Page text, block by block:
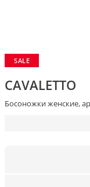
SALE
CAVALETTO
Босоножки женские,